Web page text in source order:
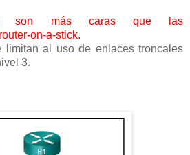
son más caras que las
on-a-stick.
limitan al uso de enlaces troncales
3.